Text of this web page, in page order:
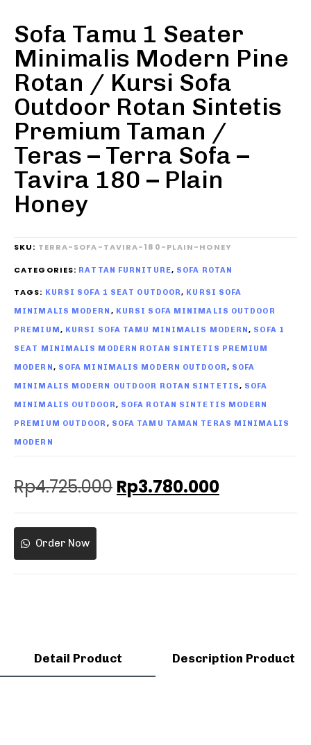
Sofa Tamu 1 Seater
Minimalis Modern Pine
Rotan / Kursi Sofa
Outdoor Rotan Sintetis
Premium Taman /
Teras – Terra Sofa –
Tavira 180 – Plain
Honey
SKU: TERRA-SOFA-TAVIRA-180-PLAIN-HONEY
CATEGORIES: RATTAN FURNITURE, SOFA ROTAN
TAGS: KURSI SOFA 1 SEAT OUTDOOR, KURSI SOFA
MINIMALIS MODERN , KURSI SOFA MINIMALIS OUTDOOR
PREMIUM , KURSI SOFA TAMU MINIMALIS MODERN, SOFA 1
SEAT MINIMALIS MODERN ROTAN SINTETIS PREMIUM
MODERN , SOFA MINIMALIS MODERN OUTDOOR, SOFA
MINIMALIS MODERN OUTDOOR ROTAN SINTETIS, SOFA
MINIMALIS OUTDOOR, SOFA ROTAN SINTETIS MODERN
PREMIUM OUTDOOR, SOFA TAMU TAMAN TERAS MINIMALIS
MODERN
Rp4.725.000 Rp3.780.000
Order Now
Detail Product Description Product